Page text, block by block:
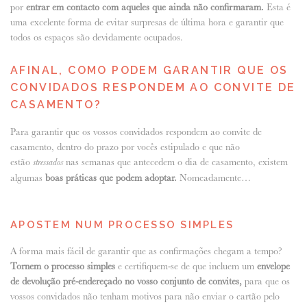
por entrar em contacto com aqueles que ainda não confirmaram. Esta é
uma excelente forma de evitar surpresas de última hora e garantir que
todos os espaços são devidamente ocupados.
AFINAL, COMO PODEM GARANTIR QUE OS
CONVIDADOS RESPONDEM AO CONVITE DE
CASAMENTO?
Para garantir que os vossos convidados respondem ao convite de
casamento, dentro do prazo por vocês estipulado e que não
estão stressados nas semanas que antecedem o dia de casamento, existem
algumas boas práticas que podem adoptar. Nomeadamente…
APOSTEM NUM PROCESSO SIMPLES
A forma mais fácil de garantir que as confirmações chegam a tempo?
Tornem o processo simples e certifiquem-se de que incluem um envelope
de devolução pré-endereçado no vosso conjunto de convites, para que os
vossos convidados não tenham motivos para não enviar o cartão pelo